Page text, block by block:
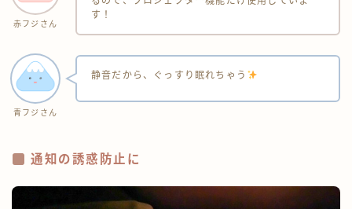
赤フジさん
す！
青フジさん
静音だから、ぐっすり眠れちゃう
通知の誘惑防止に